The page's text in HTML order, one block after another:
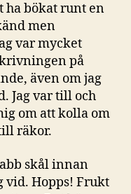
ha bökat runt en
men
var mycket
på
även om jag
Jag var till och
om att kolla om
räkor.
skål innan
vid. Hopps! Frukt